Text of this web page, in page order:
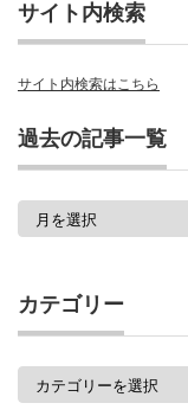
サイト内検索
サイト内検索はこちら
過去の記事一覧
一
覧
カテゴリー